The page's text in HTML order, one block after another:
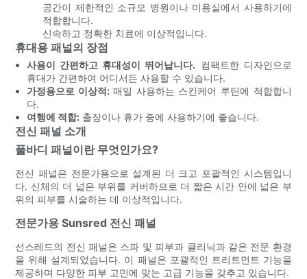
공간이 제한적인 소규모 병원이나 미용실에서 사용하기에
적합합니다.
신속하고 정확한 치료에 이상적입니다.
휴대용 패널의 장점
사용이 간편하고 휴대성이 뛰어납니다. 컴팩트한 디자인으로
휴대가 간편하여 어디서든 사용할 수 있습니다.
가정용으로 이상적:매일 사용하는 스킨케어 루틴에 적합합니
다.
여행에 적합: 출장이나 휴가 중에 사용하기에 좋습니다.
전신 패널 소개
풀바디 패널이란 무엇인가요?
전신 패널은 전문가용으로 설계된 더 크고 포괄적인 시스템입니
다. 신체의 더 넓은 부위를 커버하므로 더 짧은 시간 안에 넓은 부
위의 피부를 시술하는 데 이상적입니다.
전문가용 Sunsred 전신 패널
선스레드의 전신 패널은 스파 및 피부과 클리닉과 같은 전문 환경
을 위해 설계되었습니다. 이 패널은 포괄적인 트리트먼트 기능을
제공하며 다양한 피부 고민에 맞는 고급 기능을 갖추고 있습니다.